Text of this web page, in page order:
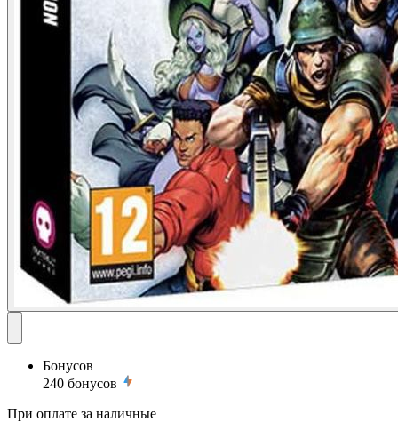
Бонусов
240 бонусов
При оплате за наличные